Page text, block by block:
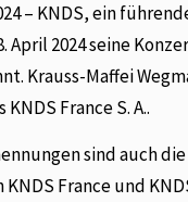
– KNDS, ein
April 2024 seine
Krauss-Maffei
France S. A..
sind auch
France und